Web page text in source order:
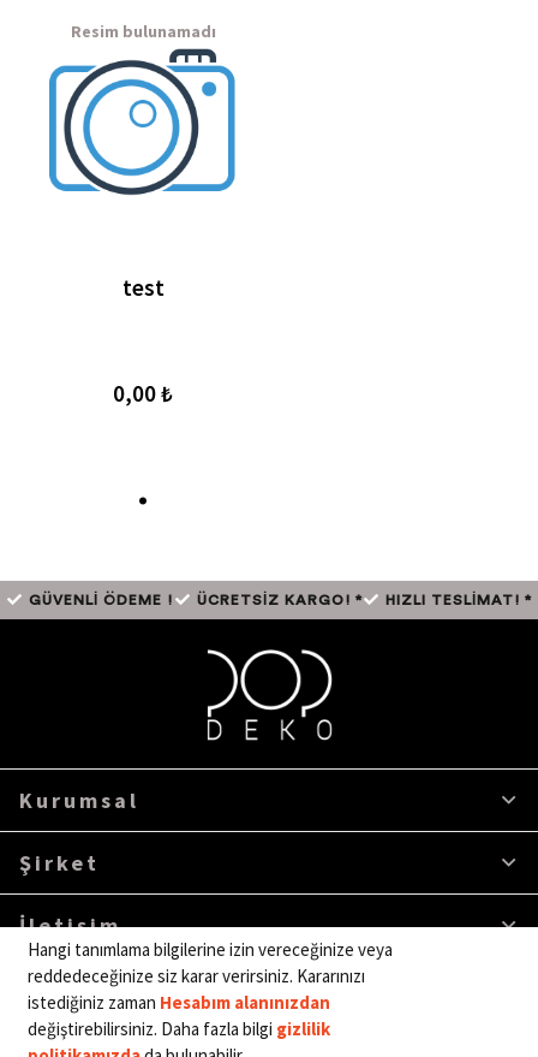
test
0,00 ₺
.
GÜVENLİ ÖDEME ! ÜCRETSİZ KARGO! * HIZLI TESLİMAT! *
Kurumsal
Şirket
İletişim
Telif © 2026 Pop Deko. Tüm hakları saklıdır.
Hangi tanımlama bilgilerine izin vereceğinize veya
reddedeceğinize siz karar verirsiniz. Kararınızı
istediğiniz zaman Hesabım alanınızdan
değiştirebilirsiniz. Daha fazla bilgi gizlilik